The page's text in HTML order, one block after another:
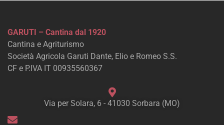
GARUTI – Cantina dal 1920
Cantina e Agriturismo
Società Agricola Garuti Dante, Elio e Romeo S.S.
CF e P.IVA IT 00935560367
Via per Solara, 6 - 41030 Sorbara (MO)